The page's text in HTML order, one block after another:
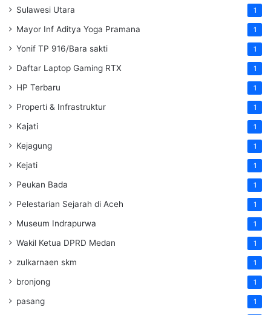
Sulawesi Utara 1
Mayor Inf Aditya Yoga Pramana 1
Yonif TP 916/Bara sakti 1
Daftar Laptop Gaming RTX 1
HP Terbaru 1
Properti & Infrastruktur 1
Kajati 1
Kejagung 1
Kejati 1
Peukan Bada 1
Pelestarian Sejarah di Aceh 1
Museum Indrapurwa 1
Wakil Ketua DPRD Medan 1
zulkarnaen skm 1
bronjong 1
pasang 1